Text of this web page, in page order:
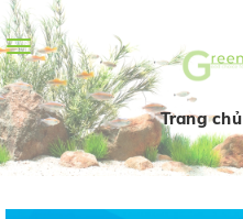
Toggle
navigation
Trang chủ